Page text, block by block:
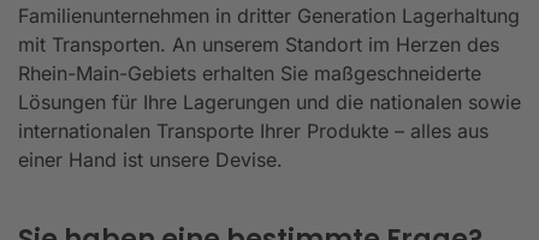
Familienunternehmen in dritter Generation Lagerhaltung
mit Transporten. An unserem Standort im Herzen des
Rhein-Main-Gebiets erhalten Sie maßgeschneiderte
Lösungen für Ihre Lagerungen und die nationalen sowie
internationalen Transporte Ihrer Produkte – alles aus
einer Hand ist unsere Devise.